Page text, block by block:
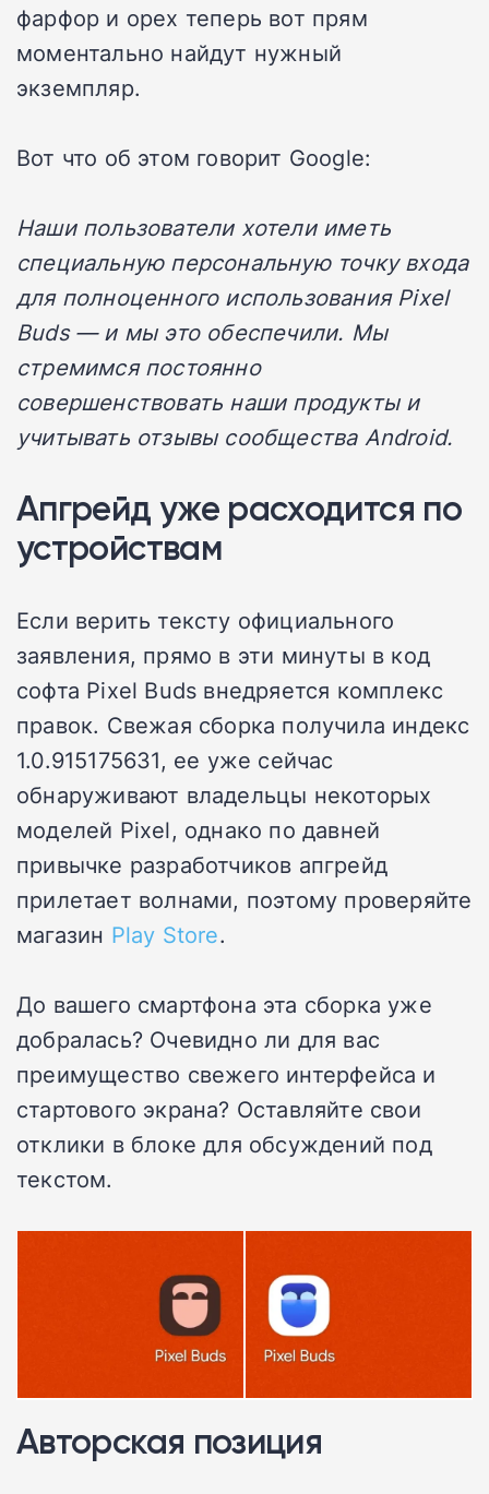
фарфор и орех теперь вот прям
моментально найдут нужный
экземпляр.
Вот что об этом говорит Google:
Наши пользователи хотели иметь
специальную персональную точку входа
для полноценного использования Pixel
Buds — и мы это обеспечили. Мы
стремимся постоянно
совершенствовать наши продукты и
учитывать отзывы сообщества Android.
Апгрейд уже расходится по
устройствам
Если верить тексту официального
заявления, прямо в эти минуты в код
софта Pixel Buds внедряется комплекс
правок. Свежая сборка получила индекс
1.0.915175631, ее уже сейчас
обнаруживают владельцы некоторых
моделей Pixel, однако по давней
привычке разработчиков апгрейд
прилетает волнами, поэтому проверяйте
магазин Play Store.
До вашего смартфона эта сборка уже
добралась? Очевидно ли для вас
преимущество свежего интерфейса и
стартового экрана? Оставляйте свои
отклики в блоке для обсуждений под
текстом.
Авторская позиция